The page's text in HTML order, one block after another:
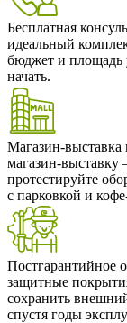
Бесплатная
идеальный
бюджет и площадь
начать.
Магазин-выставка
магазин-
протестируйте
с парковкой и
Постгарантийное
защитные
сохранить
спустя годы